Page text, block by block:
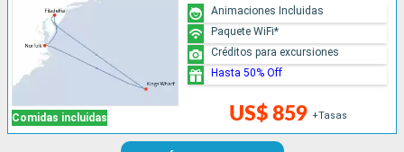
Comidas incluidas US$ 859 +Tasas
Animaciones Incluidas
Paquete WiFi*
Créditos para excursiones
Hasta 50% Off